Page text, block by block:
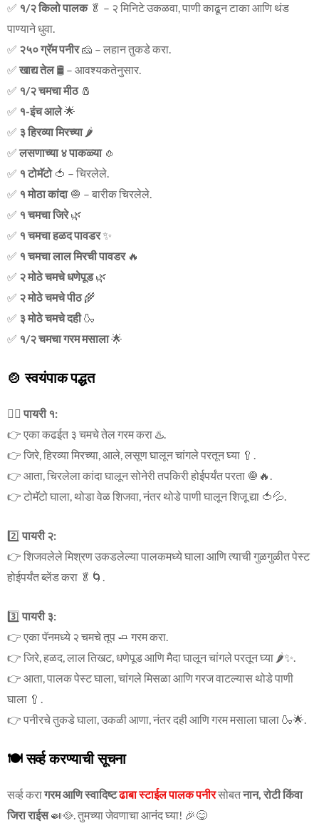
✅ १/२ किलो पालक🥬 – २ मिनिटे उकळवा, पाणी काढून टाका आणि थंड
पाण्याने धुवा.
✅ २५० ग्रॅम पनीर🧀 – लहान तुकडे करा.
✅खाद्य तेल🛢️ – आवश्यकतेनुसार.
✅ १/२ चमचा मीठ🧂
✅ १-इंच आले🌟
✅ ३ हिरव्या मिरच्या🌶️
✅लसणाच्या ४ पाकळ्या🧄
✅ १ टोमॅटो🍅 – चिरलेले.
✅ १ मोठा कांदा🧅 – बारीक चिरलेले.
✅ १ चमचा जिरे🌿
✅ १ चमचा हळद पावडर✨
✅ १ चमचा लाल मिरची पावडर🔥
✅ २ मोठे चमचे धणेपूड🌿
✅ २ मोठे चमचे पीठ🌾
✅ ३ मोठे चमचे दही🍶
✅ १/२ चमचा गरम मसाला🌟
🍲स्वयंपाक पद्धत
१️⃣पायरी १:
👉 एका कढईत ३ चमचे तेल गरम करा ♨️.
👉 जिरे, हिरव्या मिरच्या, आले, लसूण घालून चांगले परतून घ्या 🥄.
👉 आता, चिरलेला कांदा घालून सोनेरी तपकिरी होईपर्यंत परता 🧅🔥.
👉 टोमॅटो घाला, थोडा वेळ शिजवा, नंतर थोडे पाणी घालून शिजू द्या 🍅💦.
2️⃣पायरी २:
👉 शिजवलेले मिश्रण उकडलेल्या पालकमध्ये घाला आणि त्याची गुळगुळीत पेस्ट
होईपर्यंत ब्लेंड करा 🥬🌀.
3️⃣पायरी ३:
👉 एका पॅनमध्ये २ चमचे तूप 🧈 गरम करा.
👉 जिरे, हळद, लाल तिखट, धणेपूड आणि मैदा घालून चांगले परतून घ्या 🌶️✨.
👉 आता, पालक पेस्ट घाला, चांगले मिसळा आणि गरज वाटल्यास थोडे पाणी
घाला 🥄.
👉 पनीरचे तुकडे घाला, उकळी आणा, नंतर दही आणि गरम मसाला घाला 🍶🌟.
🍽️सर्व्ह करण्याची सूचना
सर्व्ह करागरम आणि स्वादिष्टढाबा स्टाईल पालक पनीरसोबतनान, रोटी किंवा
जिरा राईस🍛🥘. तुमच्या जेवणाचा आनंद घ्या! 🎉😋